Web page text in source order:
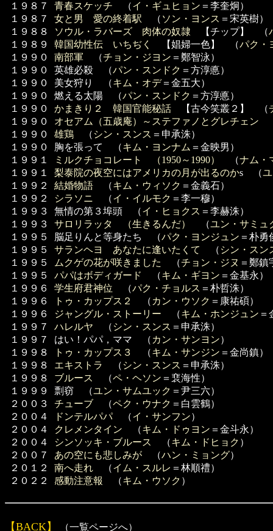
１９８７
１９８７
１９８８
１９８９
１９９０
１９９０
１９９０
１９９０
１９９０
１９９０
１９９０
１９９０
１９９１
１９９１
１９９２
１９９２
１９９３
１９９３
１９９５
１９９５
１９９５
１９９５
１９９６
１９９６
１９９６
１９９７
１９９７
１９９８
１９９８
１９９８
１９９９
２００３
２００４
２００４
２００４
２００７
２０１２
２０２２
青春スケッチ （イ・ギュヒョン ＝李奎炯）
女と男 愛の終着駅 （ ソン・ヨンス ＝宋英樹
ソウル・ラバーズ 肉体の奴隷 【チップ】 （
韓国幼性伝 いちぢく
【娼婦一色】 （パク・
南部軍 （チョン・ジヨン ＝鄭智泳）
英雄必殺 （パン・スンドク ＝方淳悳）
美女狩り （キム・オデ＝金五大）
燃える太陽 （パン・スンドク ＝方淳悳）
かまきり２ 韓国官能秘話 【古今笑叢２】 （
オセアム（五歳庵）～ステファノとグレチェン
雄鶏 （ シン・スンス ＝申承洙）
胸を張って （キム・ヨンナム ＝金映男）
ミルクチョコレート （1950～1990）
（ナム・
梨泰院の夜空にはアメリカの月が出るのかs （
結婚物語 （キム・ウィソク ＝金義石）
シラソニ （イ・イルモク ＝李一穆）
無情の第３埠頭 （イ・ヒョクス ＝李赫洙）
サロリラッタ （生きるんだ）
（ユン・サミュ
脳足りんと等身たち （パク・ヨンジュン ＝朴勇
サランヘヨ あなたに逢いたくて
（ シン・スン
ムクゲの花が咲きました
（チョン・ジヌ ＝鄭鎮
パパはボディガード
（キム・ギヨン ＝金基永）
学生府君神位 （パク・チョルス ＝朴哲洙）
トゥ・カップス２
（ カン・ウソク ＝康祐碩）
ジャングル・ストーリー （キム・ホンジュン ＝
ハレルヤ （ シン・スンス ＝申承洙）
はい！パパ，ママ （ カン・サンヨン）
トゥ・カップス３
（キム・サンジン ＝金尚鎮）
エキストラ
（ シン・スンス ＝申承洙）
ブルース
（ペ・ヘソン ＝裵海性）
剽窃 （ユン・サムユック ＝尹三六）
チューブ （ペク・ウナク ＝白雲鶴）
ドンテルパパ（イ・サンフン）
クレメンタイン （キム・ドゥヨン ＝金斗永）
シンソッキ・ブルース
（キム・ドヒョク ）
あの空にも悲しみが （ハン・ミョング）
南へ走れ （イム・スルレ ＝林順禮）
感動注意報
（キム・ウソク ）
【BACK】 （一覧ページへ）